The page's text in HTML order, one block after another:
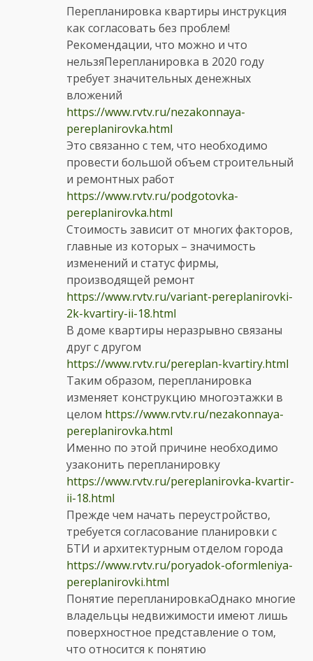
Перепланировка квартиры инструкция
как согласовать без проблем!
Рекомендации, что можно и что
нельзяПерепланировка в 2020 году
требует значительных денежных
вложений
https://www.rvtv.ru/nezakonnaya-
pereplanirovka.html
Это связанно с тем, что необходимо
провести большой объем строительный
и ремонтных работ
https://www.rvtv.ru/podgotovka-
pereplanirovka.html
Стоимость зависит от многих факторов,
главные из которых – значимость
изменений и статус фирмы,
производящей ремонт
https://www.rvtv.ru/variant-pereplanirovki-
2k-kvartiry-ii-18.html
В доме квартиры неразрывно связаны
друг с другом
https://www.rvtv.ru/pereplan-kvartiry.html
Таким образом, перепланировка
изменяет конструкцию многоэтажки в
целом https://www.rvtv.ru/nezakonnaya-
pereplanirovka.html
Именно по этой причине необходимо
узаконить перепланировку
https://www.rvtv.ru/pereplanirovka-kvartir-
ii-18.html
Прежде чем начать переустройство,
требуется согласование планировки с
БТИ и архитектурным отделом города
https://www.rvtv.ru/poryadok-oformleniya-
pereplanirovki.html
Понятие перепланировкаОднако многие
владельцы недвижимости имеют лишь
поверхностное представление о том,
что относится к понятию